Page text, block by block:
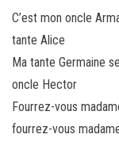
C’est mon oncle
tante Alice
Ma tante Germaine
oncle Hector
Fourrez-vous
fourrez-vous